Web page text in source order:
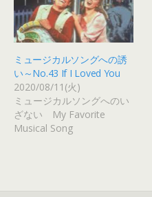
ミュージカルソングへの誘
い～No.43 If I Loved You
2020/08/11(火)
ミュージカルソングへのい
ざない My Favorite
Musical Song